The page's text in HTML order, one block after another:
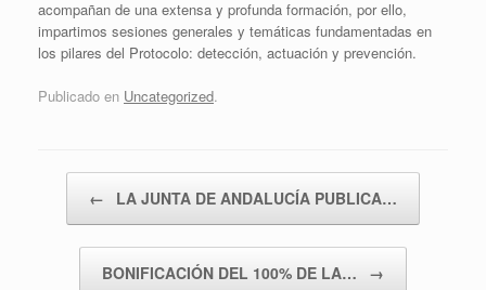
acompañan de una extensa y profunda formación, por ello,
impartimos sesiones generales y temáticas fundamentadas en
los pilares del Protocolo: detección, actuación y prevención.
Publicado en Uncategorized.
← LA JUNTA DE ANDALUCÍA PUBLICA…
BONIFICACIÓN DEL 100% DE LA… →